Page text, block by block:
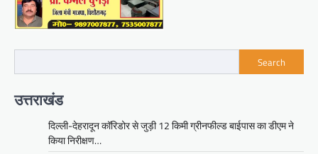
Search
उत्तराखंड
दिल्ली-देहरादून कॉरिडोर से जुड़ी 12 किमी ग्रीनफील्ड बाईपास का डीएम ने
किया निरीक्षण…